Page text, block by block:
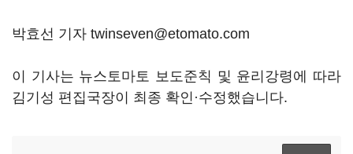
박효선 기자 twinseven@etomato.com
이 기사는 뉴스토마토 보도준칙 및 윤리강령에 따라
김기성 편집국장이 최종 확인·수정했습니다.